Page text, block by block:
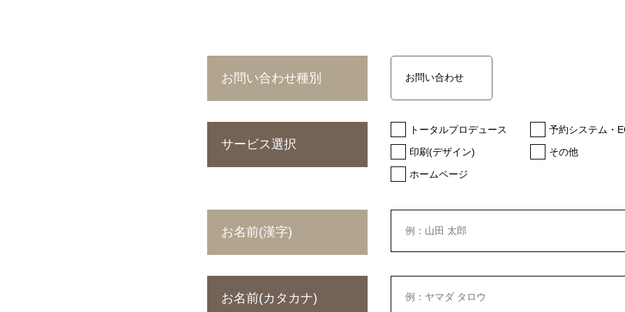
お問い合わせ種別
サービス選択
トータルプロデュース
予約システム・
印刷(デザイン)
その他
ホームページ
お名前(漢字)
お名前(カタカナ)